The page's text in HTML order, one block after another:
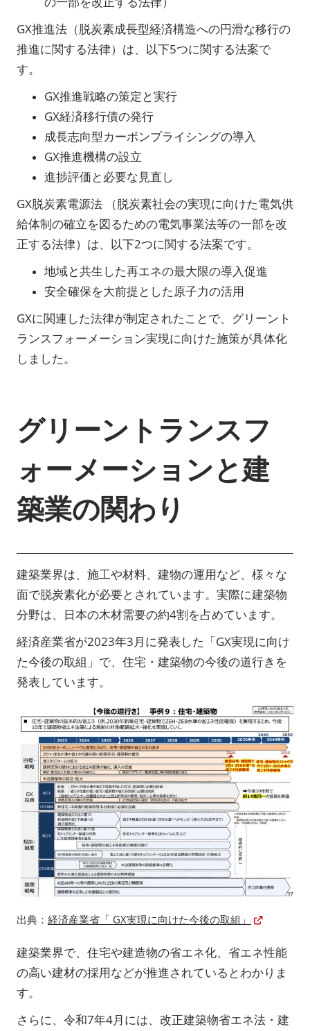
GX推進法（脱炭素成長型経済構造への円滑な移行の
推進に関する法律）は、以下5つに関する法案で
す。
GX推進戦略の策定と実行
GX経済移行債の発行
成長志向型カーボンプライシングの導入
GX推進機構の設立
進捗評価と必要な見直し
GX脱炭素電源法 （脱炭素社会の実現に向けた電気供
給体制の確立を図るための電気事業法等の一部を改
正する法律）は、以下2つに関する法案です。
地域と共生した再エネの最大限の導入促進
安全確保を大前提とした原子力の活用
GXに関連した法律が制定されたことで、グリーント
ランスフォーメーション実現に向けた施策が具体化
しました。
グリーントランスフ
ォーメーションと建
築業の関わり
建築業界は、施工や材料、建物の運用など、様々な
面で脱炭素化が必要とされています。実際に建築物
分野は、日本の木材需要の約4割を占めています。
経済産業省が2023年3月に発表した「GX実現に向け
た今後の取組」で、住宅・建築物の今後の道行きを
発表しています。
出典： 経済産業省「 GX実現に向けた今後の取組」
建築業界で、住宅や建造物の省エネ化、省エネ性能
の高い建材の採用などが推進されているとわかりま
す。
さらに、令和7年4月には、改正建築物省エネ法・建